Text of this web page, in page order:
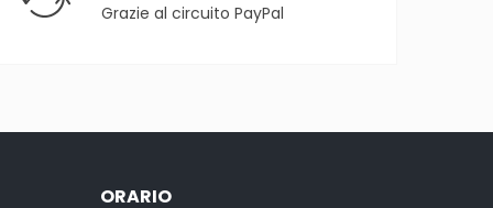
Grazie al circuito PayPal
ORARIO